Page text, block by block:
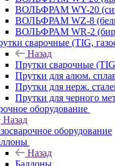
ВОЛЬФРАМ WY-20
ВОЛЬФРАМ WZ-8
ВОЛЬФРАМ WR-2
сварочные (TIG,
Назад
Прутки сварочные
Прутки для алюм.
Прутки для нерж.
Прутки для черного
оборудование
Назад
оборудование
Назад
Баллоны